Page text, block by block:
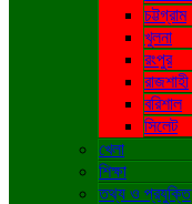
চট্টগ্রাম
খুলনা
রংপুর
রাজশাহী
বরিশাল
সিলেট
খেলা
শিক্ষা
তথ্য ও প্রযুক্তি